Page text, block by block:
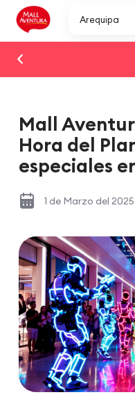
Arequipa
Mall
Hora del
especiales
1 de Marzo del 2025